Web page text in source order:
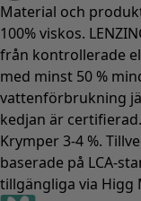
Material och
100% viskos.
från kontrollerade
med minst 50 %
vattenförbrukning
kedjan är
Krymper 3-4 %.
baserade på LCA-
tillgängliga via Higg